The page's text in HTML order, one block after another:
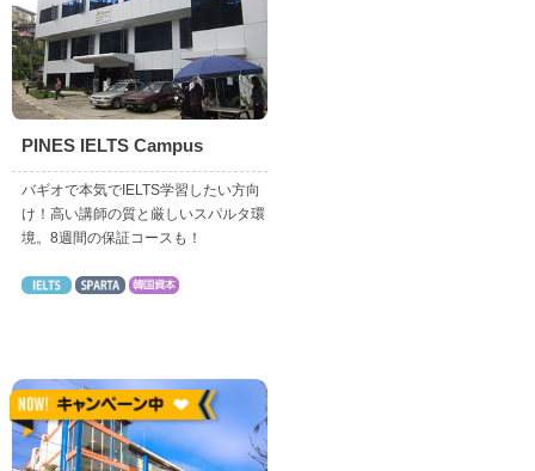
PINES IELTS Campus
バギオで本気でIELTS学習したい方向
け！高い講師の質と厳しいスパルタ環
境。8週間の保証コースも！